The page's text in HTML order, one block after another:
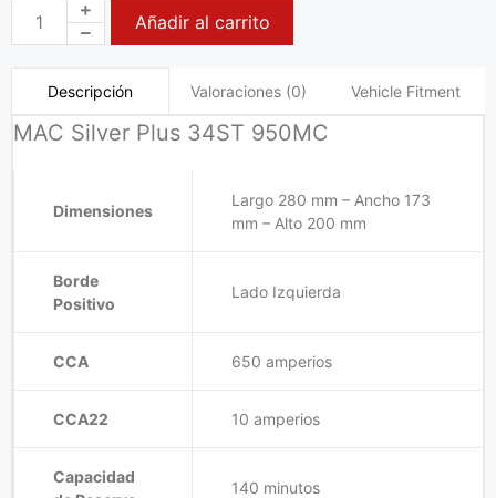
Añadir al carrito
Descripción Valoraciones (0) Vehicle Fitment
MAC Silver Plus 34ST 950MC
Dimensiones
Largo 280 mm – Ancho 173
mm – Alto 200 mm
Borde
Positivo
Lado Izquierda
CCA 650 amperios
CCA22 10 amperios
Capacidad
140 minutos